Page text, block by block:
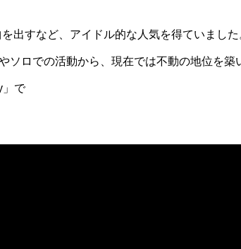
出すなど、アイドル的な人気を得ていました
ロでの活動から、現在では不動の地位を築
」で